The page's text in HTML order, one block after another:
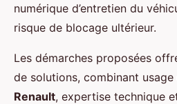
numérique d’entretien du
risque de blocage ultérieur.
Les démarches proposées
de solutions, combinant usage
Renault, expertise technique